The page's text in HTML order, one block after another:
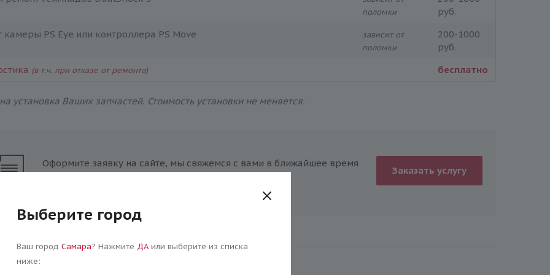
поломки
руб.
камеры PS Eye или контроллера PS Move
зависит от
поломки
200-1000
руб.
(в т.ч. при отказе от ремонта) бесплатно
установка Ваших запчастей. Стоимость установки не меняется.
Оформите заявку на сайте, мы свяжемся с вами в ближайшее время
Заказать услугу
Выберите город
Ваш город Самара? Нажмите ДА или выберите из списка
ниже: